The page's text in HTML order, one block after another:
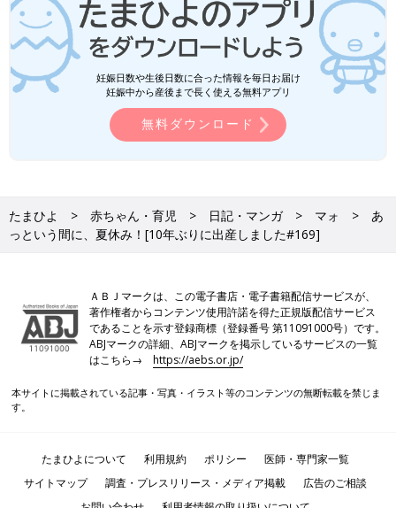
●Twitter／@maoppachi
●webサイト／maoppachi
前の話
卒業後のランドセル
でリメイク！？[10年
ぶりに出産しました
一覧
次の話
入園後のトイレ事情[10
#170]
妊娠日数や生後日数に合った情報を毎日お届け
妊娠中から産後まで長く使える無料アプリ
無料ダウンロード
たまひよ 赤ちゃん・育児 日記・マンガ マォ
あ
っという間に、夏休み！[10年ぶりに出産しました#169]
ＡＢＪマークは、この電子書店・電子書籍配信サービスが、
著作権者からコンテンツ使用許諾を得た正規版配信サービス
であることを示す登録商標（登録番号 第11091000号）です。
ABJマークの詳細、ABJマークを掲示しているサービスの一覧
はこちら→https://aebs.or.jp/
本サイトに掲載されている記事・写真・イラスト等のコンテンツの無断転載を禁じま
す。
たまひよについて 利用規約 ポリシー
医師・専門家一覧
サイトマップ
調査・プレスリリース・メディア掲載
広告のご相談